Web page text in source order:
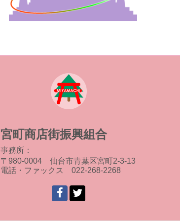
宮町商店街振興組合
事務所：
〒980-0004 仙台市青葉区宮町2-3-13
電話・ファックス 022-268-2268